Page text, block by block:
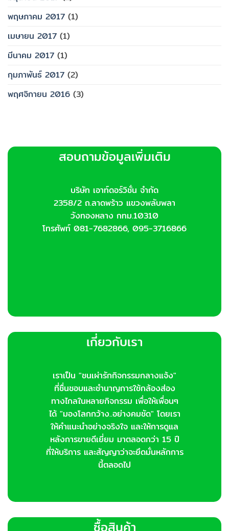
พฤษภาคม 2017 (1)
เมษายน 2017 (1)
มีนาคม 2017 (1)
กุมภาพันธ์ 2017 (2)
พฤศจิกายน 2016 (3)
สอบถามข้อมูลเพิ่มเติม
บริษัท เอาท์ดอร์วิชั่น จำกัด
2358/2 ถ.ลาดพร้าว แขวงพลับพลา
วังทองหลาง กทม.10310
โทรศัพท์ 081-7682866, 095-3716866
เกี่ยวกับเรา
เราเป็น "ชนเผ่ารักกิจกรรมกลางแจ้ง"
ที่ชื่นชอบและชำนาญการใช้กล้องส่อง
ทางไกลในหลายกิจกรรม เพื่อให้เพื่อนๆ
ได้ "มองโลกกว้าง..อย่างคมชัด" โดยเรา
ให้คำแนะนำอย่างจริงใจ และให้การดูแล
หลังการขายดีเยี่ยม มาตลอดกว่า 15 ปี
ที่ให้บริการ และสัญญาว่าจะยึดมั่นหลักการ
นี้ตลอดไป
ซื้อสินค้า